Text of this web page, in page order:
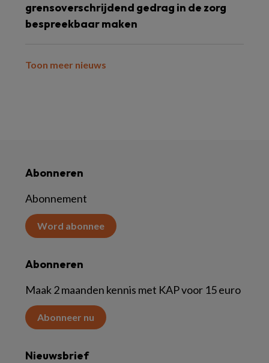
grensoverschrijdend gedrag in de zorg
bespreekbaar maken
Toon meer nieuws
Abonneren
Abonnement
Word abonnee
Abonneren
Maak 2 maanden kennis met KAP voor 15 euro
Abonneer nu
Nieuwsbrief